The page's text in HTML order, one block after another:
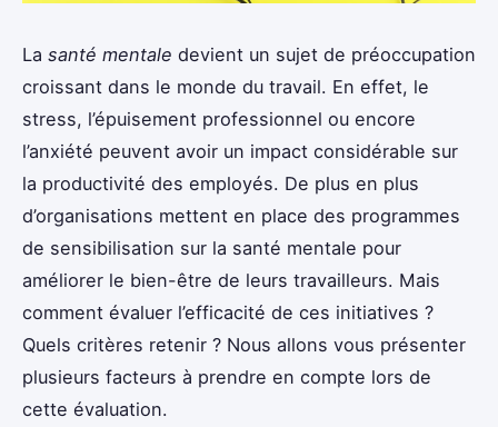
La santé mentale devient un sujet de préoccupation
croissant dans le monde du travail. En effet, le
stress, l’épuisement professionnel ou encore
l’anxiété peuvent avoir un impact considérable sur
la productivité des employés. De plus en plus
d’organisations mettent en place des programmes
de sensibilisation sur la santé mentale pour
améliorer le bien-être de leurs travailleurs. Mais
comment évaluer l’efficacité de ces initiatives ?
Quels critères retenir ? Nous allons vous présenter
plusieurs facteurs à prendre en compte lors de
cette évaluation.